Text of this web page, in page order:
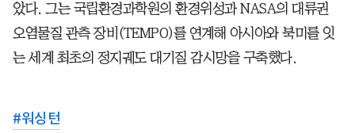
았다. 그는 국립환경과학원의 환경위성과 NASA의 대류권
오염물질 관측 장비(TEMPO)를 연계해 아시아와 북미를 잇
는 세계 최초의 정지궤도 대기질 감시망을 구축했다.
#워싱턴